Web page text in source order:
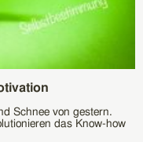
Schnee von gestern.
das Know-how